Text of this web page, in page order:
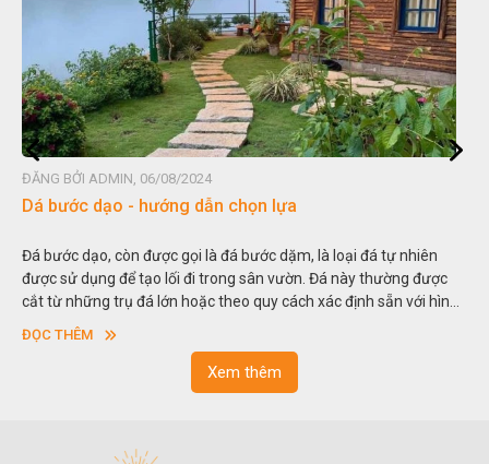
BỞI ADMIN, 06/08/2024
bước dạo - hướng dẫn chọn lựa
dạo, còn được gọi là đá bước dặm, là loại đá tự nhiên
sử dụng để tạo lối đi trong sân vườn. Đá này thường được
những trụ đá lớn hoặc theo quy cách xác định sẵn với hình
hoặc hình chữ nhật và có độ dày khác nhau.
THÊM
thu
trong
Xem thêm